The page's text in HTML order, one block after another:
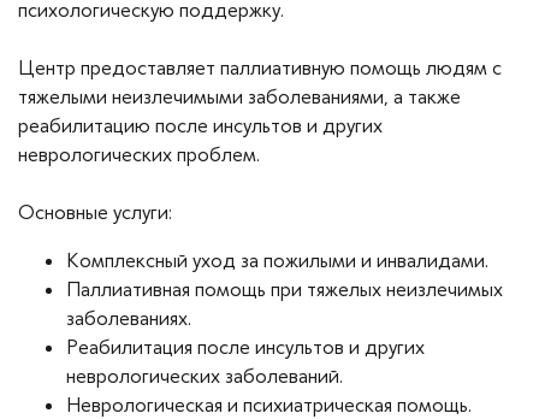
психологическую поддержку.
Центр предоставляет паллиативную помощь людям с
тяжелыми неизлечимыми заболеваниями, а также
реабилитацию после инсультов и других
неврологических проблем.
Основные услуги:
Комплексный уход за пожилыми и инвалидами.
Паллиативная помощь при тяжелых неизлечимых
заболеваниях.
Реабилитация после инсультов и других
неврологических заболеваний.
Неврологическая и психиатрическая помощь.